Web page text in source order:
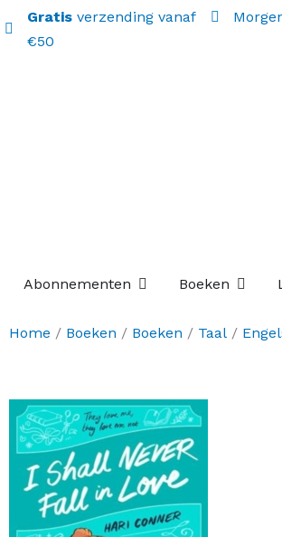
Gratis verzending vanaf
€50
Abonnementen Open Abonnementen
Boeken Open
Home / Boeken / Boeken / Taal /